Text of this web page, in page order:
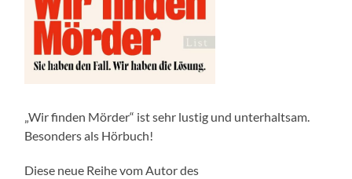
„Wir finden Mörder“ ist sehr lustig und unterhaltsam.
Besonders als Hörbuch!
Diese neue Reihe vom Autor des